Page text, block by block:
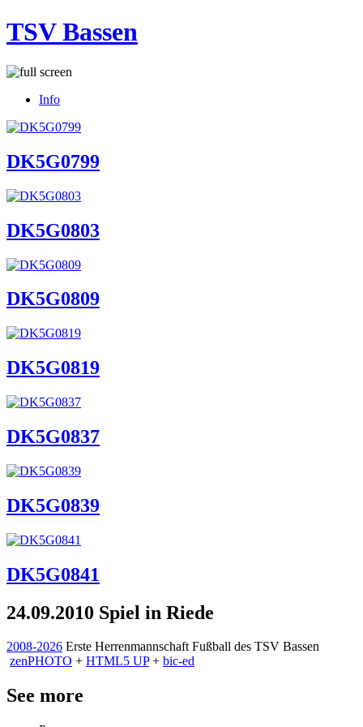
TSV Bassen
Info
DK5G0799
DK5G0803
DK5G0809
DK5G0819
DK5G0837
DK5G0839
DK5G0841
24.09.2010 Spiel in Riede
2008-2026 Erste Herrenmannschaft Fußball des TSV Bassen
zenPHOTO + HTML5 UP+ bic-ed
See more